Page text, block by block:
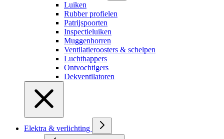
Luiken
Rubber profielen
Patrijspoorten
Inspectieluiken
Muggenhorren
Ventilatieroosters & schelpen
Luchthappers
Ontvochtigers
Dekventilatoren
Elektra & verlichting